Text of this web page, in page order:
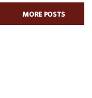
MORE POSTS